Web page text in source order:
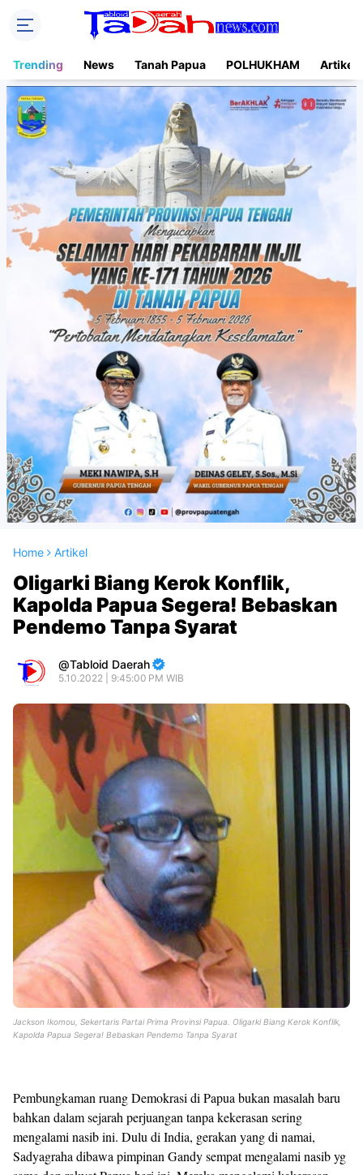
Trending News Tanah Papua POLHUKHAM Artikel
Home Artikel
Oligarki Biang Kerok Konflik,
Kapolda Papua Segera! Bebaskan
Pendemo Tanpa Syarat
Tabloid Daerah
5.10.2022 | 9:45:00 PM WIB
Jackson Ikomou, Sekertaris Partai Prima Provinsi Papua. Oligarki Biang Kerok Konflik,
Kapolda Papua Segera! Bebaskan Pendemo Tanpa Syarat
Pembungkaman ruang Demokrasi di Papua bukan masalah baru
bahkan dalam sejarah perjuangan tanpa kekerasan sering
mengalami nasib ini. Dulu di India, gerakan yang di namai,
Sadyagraha dibawa pimpinan Gandy sempat mengalami nasib yg